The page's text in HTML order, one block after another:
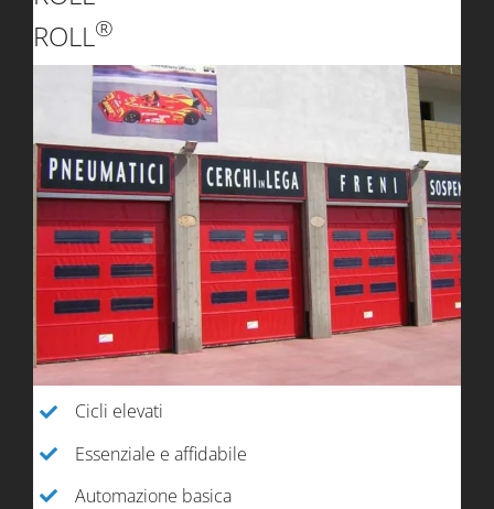
ROLL®
Cicli elevati
Essenziale e affidabile
Automazione basica